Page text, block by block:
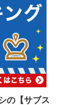
の【サブス